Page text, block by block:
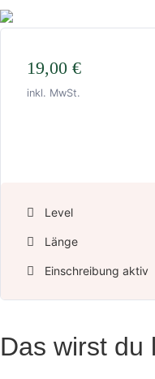
19,00 €
inkl. MwSt.
Level
Länge
Einschreibung aktiv
Das wirst du